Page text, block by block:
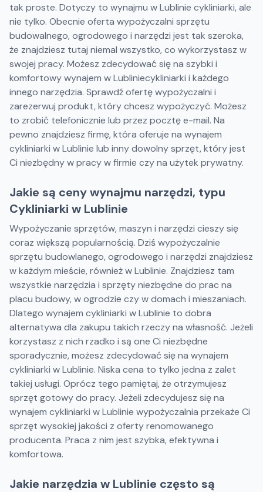
tak proste. Dotyczy to wynajmu w Lublinie cykliniarki, ale
nie tylko. Obecnie oferta wypożyczalni sprzętu
budowalnego, ogrodowego i narzędzi jest tak szeroka,
że znajdziesz tutaj niemal wszystko, co wykorzystasz w
swojej pracy. Możesz zdecydować się na szybki i
komfortowy wynajem w Lubliniecykliniarki i każdego
innego narzędzia. Sprawdź ofertę wypożyczalni i
zarezerwuj produkt, który chcesz wypożyczyć. Możesz
to zrobić telefonicznie lub przez pocztę e-mail. Na
pewno znajdziesz firmę, która oferuje na wynajem
cykliniarki w Lublinie lub inny dowolny sprzęt, który jest
Ci niezbędny w pracy w firmie czy na użytek prywatny.
Jakie są ceny wynajmu narzędzi, typu
Cykliniarki w Lublinie
Wypożyczanie sprzętów, maszyn i narzędzi cieszy się
coraz większą popularnością. Dziś wypożyczalnie
sprzętu budowlanego, ogrodowego i narzędzi znajdziesz
w każdym mieście, również w Lublinie. Znajdziesz tam
wszystkie narzędzia i sprzęty niezbędne do prac na
placu budowy, w ogrodzie czy w domach i mieszaniach.
Dlatego wynajem cykliniarki w Lublinie to dobra
alternatywa dla zakupu takich rzeczy na własność. Jeżeli
korzystasz z nich rzadko i są one Ci niezbędne
sporadycznie, możesz zdecydować się na wynajem
cykliniarki w Lublinie. Niska cena to tylko jedna z zalet
takiej usługi. Oprócz tego pamiętaj, że otrzymujesz
sprzęt gotowy do pracy. Jeżeli zdecydujesz się na
wynajem cykliniarki w Lublinie wypożyczalnia przekaże Ci
sprzęt wysokiej jakości z oferty renomowanego
producenta. Praca z nim jest szybka, efektywna i
komfortowa.
Jakie narzędzia w Lublinie często są